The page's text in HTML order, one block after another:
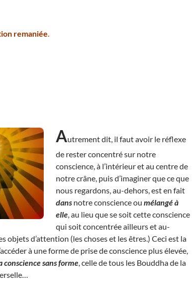
remaniée.
Autrement dit, il faut avoir le réflexe
de rester concentré sur notre
conscience, à l’intérieur et au centre de
notre crâne, puis d’imaginer que ce que
nous regardons, au-dehors, est en fait
dans notre conscience ou mélangé à
elle, au lieu que se soit cette conscience
qui soit concentrée ailleurs et au-
objets d’attention (les choses et les êtres.) Ceci est la
à une forme de prise de conscience plus élevée,
conscience sans forme, celle de tous les Bouddha de la